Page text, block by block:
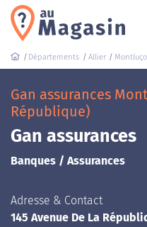
Départements Allier
Gan assurances
République)
Gan assurances
Banques / Assurances
Adresse & Contact
145 Avenue De La